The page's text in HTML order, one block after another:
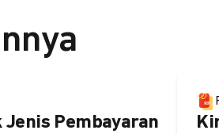
Jenis Pembayaran